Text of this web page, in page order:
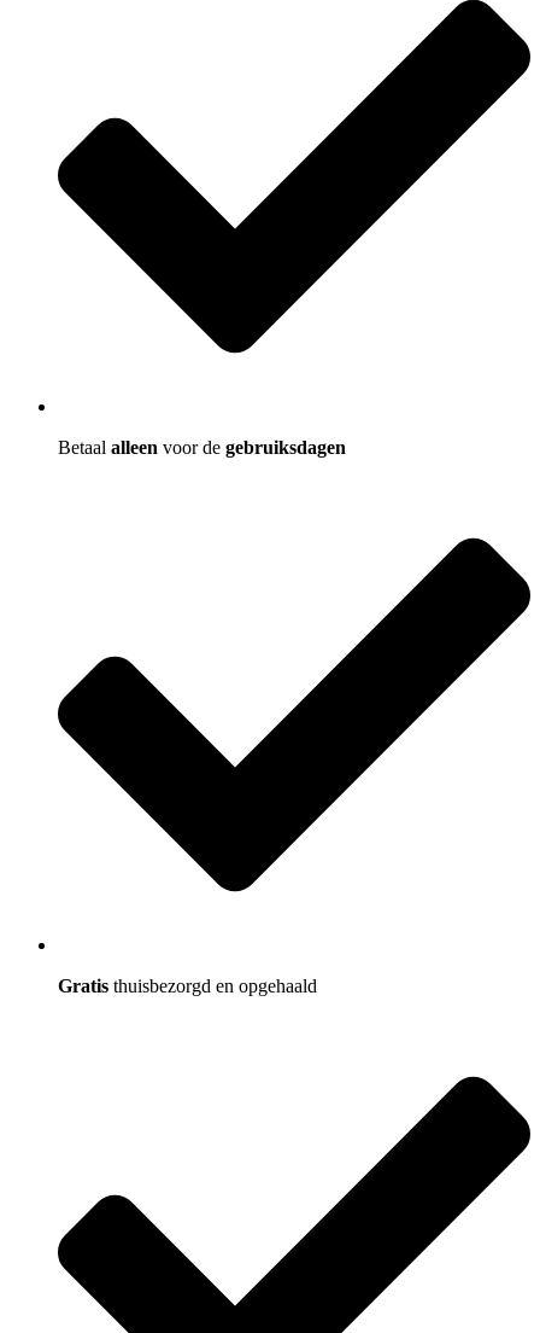
Betaal alleen voor de gebruiksdagen
Gratis thuisbezorgd en opgehaald